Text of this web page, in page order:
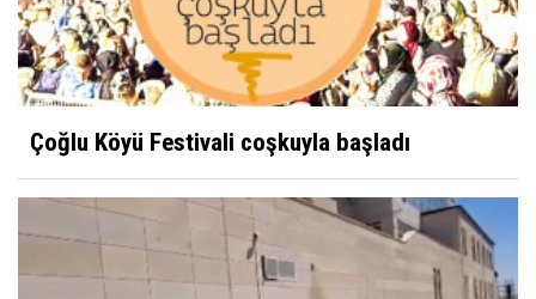
Çoğlu Köyü Festivali coşkuyla başladı